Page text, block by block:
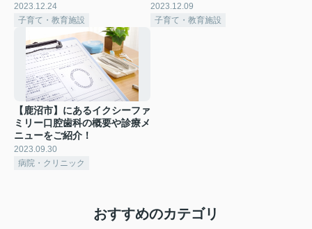
2023.12.24
子育て・教育施設
2023.12.09
子育て・教育施設
【鹿沼市】にあるイクシーファ
ミリー口腔歯科の概要や診療メ
ニューをご紹介！
2023.09.30
病院・クリニック
おすすめのカテゴリ